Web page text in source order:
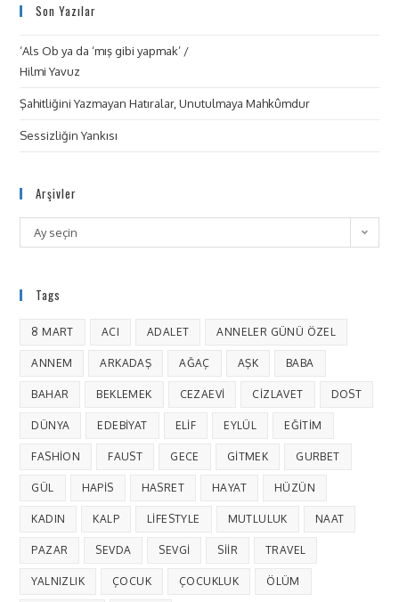
Son Yazılar
‘Als Ob ya da ‘mış gibi yapmak’ /
Hilmi Yavuz
Şahitliğini Yazmayan Hatıralar, Unutulmaya Mahkûmdur
Sessizliğin Yankısı
Arşivler
Ay seçin
Tags
8 MART ACI ADALET ANNELER GÜNÜ ÖZEL
ANNEM ARKADAŞ AĞAÇ AŞK BABA
BAHAR BEKLEMEK CEZAEVI CIZLAVET DOST
DÜNYA EDEBIYAT ELIF EYLÜL EĞITIM
FASHION FAUST GECE GITMEK GURBET
GÜL HAPIS HASRET HAYAT HÜZÜN
KADIN KALP LIFESTYLE MUTLULUK NAAT
PAZAR SEVDA SEVGI SIIR TRAVEL
YALNIZLIK ÇOCUK ÇOCUKLUK ÖLÜM